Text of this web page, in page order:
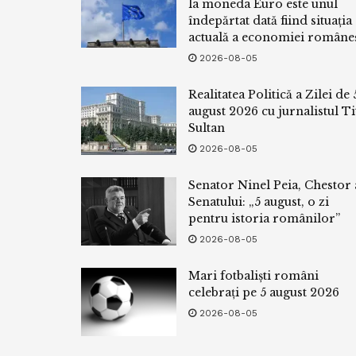
la moneda Euro este unul
îndepărtat dată fiind situația
actuală a economiei
2026-08-05
Realitatea Politică a Zilei de
august 2026 cu jurnalistul
Sultan
2026-08-05
Senator Ninel Peia, Chestor
Senatului: „5 august, o zi
pentru istoria românilor”
2026-08-05
Mari fotbaliști români
celebrați pe 5 august 2026
2026-08-05